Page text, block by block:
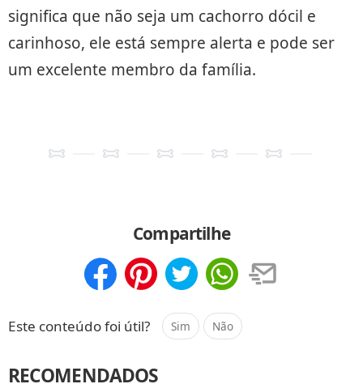
significa que não seja um cachorro dócil e
carinhoso, ele está sempre alerta e pode ser
um excelente membro da família.
Compartilhe
Este conteúdo foi útil? Sim Não
RECOMENDADOS